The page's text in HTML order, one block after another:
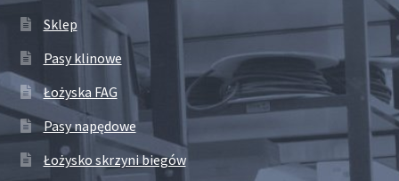
Sklep
Pasy klinowe
Łożyska FAG
Pasy napędowe
Łożysko skrzyni biegów